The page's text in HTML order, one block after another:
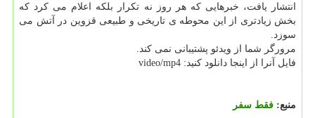
انتشار یافت، خبرهایی كه هر روز نه تكرار بلكه اعلام می كرد كه
بخش زیادتری از این محوطه ی تاریخی و طبیعی قزوین در آتش می
سوزد.
مرورگر شما از ویدئو پشتیبانی نمی كند.
فایل آنرا از اینجا دانلود كنید: video/mp4
منبع: فقط سفر